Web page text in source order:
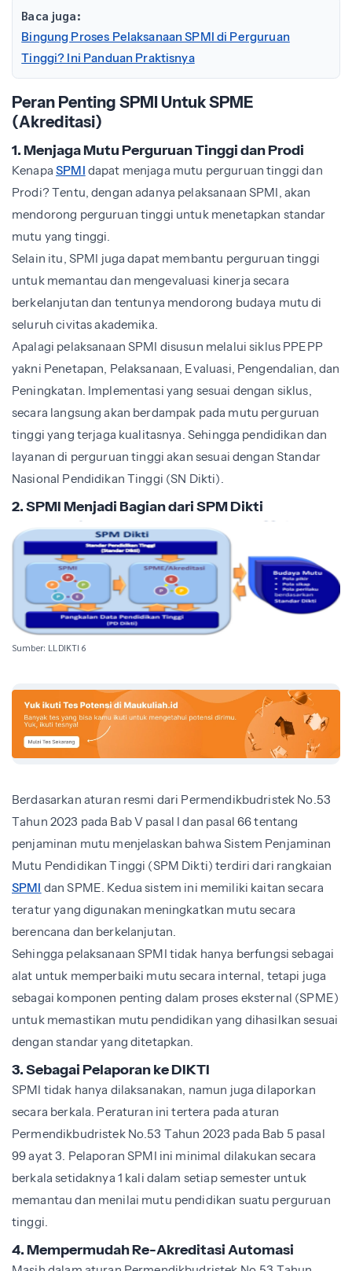
Baca juga:
Bingung Proses Pelaksanaan SPMI di Perguruan
Tinggi? Ini Panduan Praktisnya
Peran Penting SPMI Untuk SPME
(Akreditasi)
1. Menjaga Mutu Perguruan Tinggi dan Prodi
KenapaSPMI dapat menjaga mutu perguruan tinggi dan
Prodi? Tentu, dengan adanya pelaksanaan SPMI, akan
mendorong perguruan tinggi untuk menetapkan standar
mutu yang tinggi.
Selain itu, SPMI juga dapat membantu perguruan tinggi
untuk memantau dan mengevaluasi kinerja secara
berkelanjutan dan tentunya mendorong budaya mutu di
seluruh civitas akademika.
Apalagi pelaksanaan SPMI disusun melalui siklus PPEPP
yakni Penetapan, Pelaksanaan, Evaluasi, Pengendalian, dan
Peningkatan. Implementasi yang sesuai dengan siklus,
secara langsung akan berdampak pada mutu perguruan
tinggi yang terjaga kualitasnya. Sehingga pendidikan dan
layanan di perguruan tinggi akan sesuai dengan Standar
Nasional Pendidikan Tinggi (SN Dikti).
2. SPMI Menjadi Bagian dari SPM Dikti
Sumber: LLDIKTI 6
Berdasarkan aturan resmi dari Permendikbudristek No.53
Tahun 2023 pada Bab V pasal I dan pasal 66 tentang
penjaminan mutu menjelaskan bahwa Sistem Penjaminan
Mutu Pendidikan Tinggi (SPM Dikti) terdiri dari rangkaian
SPMI dan SPME. Kedua sistem ini memiliki kaitan secara
teratur yang digunakan meningkatkan mutu secara
berencana dan berkelanjutan.
Sehingga pelaksanaan SPMI tidak hanya berfungsi sebagai
alat untuk memperbaiki mutu secara internal, tetapi juga
sebagai komponen penting dalam proses eksternal (SPME)
untuk memastikan mutu pendidikan yang dihasilkan sesuai
dengan standar yang ditetapkan.
3. Sebagai Pelaporan ke DIKTI
SPMI tidak hanya dilaksanakan, namun juga dilaporkan
secara berkala. Peraturan ini tertera pada aturan
Permendikbudristek No.53 Tahun 2023 pada Bab 5 pasal
99 ayat 3. Pelaporan SPMI ini minimal dilakukan secara
berkala setidaknya 1 kali dalam setiap semester untuk
memantau dan menilai mutu pendidikan suatu perguruan
tinggi.
4. Mempermudah Re-Akreditasi Automasi